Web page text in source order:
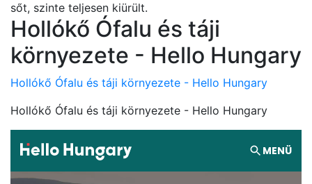
sőt, szinte teljesen kiürült.
Hollókő Ófalu és táji
környezete - Hello Hungary
Hollókő Ófalu és táji környezete - Hello Hungary
Hollókő Ófalu és táji környezete - Hello Hungary